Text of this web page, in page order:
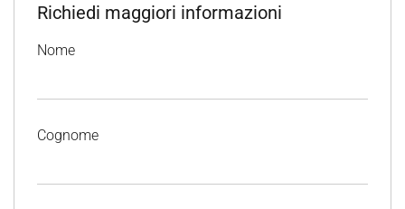
Richiedi maggiori informazioni
Nome
Cognome